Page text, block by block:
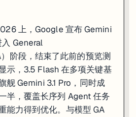
上，Google 宣布 Gemini
General
阶段，结束了此前的预览测
示，3.5 Flash 在多项关键基
舰 Gemini 3.1 Pro，同时成
半，覆盖长序列 Agent 任务
能力得到优化。与模型 GA